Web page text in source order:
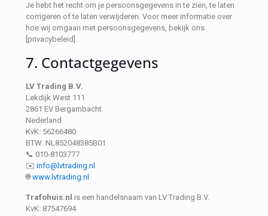
Je hebt het recht om je persoonsgegevens in te zien, te laten
corrigeren of te laten verwijderen. Voor meer informatie over
hoe wij omgaan met persoonsgegevens, bekijk ons
[privacybeleid].
7. Contactgegevens
LV Trading B.V.
Lekdijk West 111
2861 EV Bergambacht
Nederland
KvK: 56266480
BTW: NL852048385B01
📞 010-8103777
✉️ info@lvtrading.nl
🌐www.lvtrading.nl
Trafohuis.nl is een handelsnaam van LV Trading B.V.
KvK: 87547694